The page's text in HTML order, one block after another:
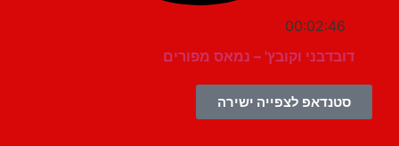
00:02:46
דובדבני וקובץ' – נמאס מפורים
סטנדאפ לצפייה ישירה